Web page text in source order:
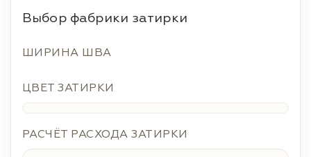
Выбор фабрики затирки
ШИРИНА ШВА
ЦВЕТ ЗАТИРКИ
РАСЧЁТ РАСХОДА ЗАТИРКИ